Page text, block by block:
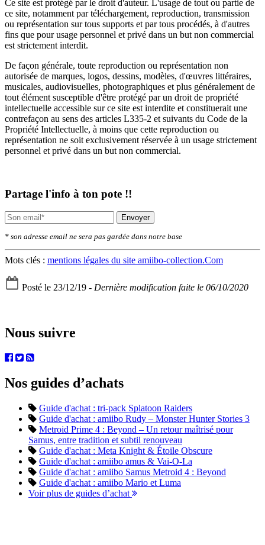
Ce site est protégé par le droit d'auteur. L'usage de tout ou partie de
ce site, notamment par téléchargement, reproduction, transmission
ou représentation sur tous supports et par tous procédés, à d'autres
fins que pour usage personnel et privé dans un but non commercial
est strictement interdit.
De façon générale, toute reproduction ou représentation non
autorisée de marques, logos, dessins, modèles, d'œuvres littéraires,
musicales, audiovisuelles, photographiques et plus généralement de
tout élément susceptible d'être protégé par un droit de propriété
intellectuelle accessible sur ce site est interdite et constituerait une
contrefaçon au sens des articles L335-2 et suivants du Code de la
Propriété Intellectuelle, à moins que cette reproduction ou
représentation ne soit exclusivement réservée à un usage strictement
personnel et privé dans un but non commercial.
Partage l'info à ton pote !!
Envoyer
* son adresse email ne sera pas gardée dans notre base
Mots clés : mentions légales du site amiibo-collection.Com
Posté le 23/12/19 - Dernière modification faite le 06/10/2020
Nous suivre
Nos guides d’achats
Guide d'achat : tri-pack Splatoon Raiders
Guide d'achat : amiibo Rudy – Monster Hunter Stories 3
Metroid Prime 4 : Beyond – Un retour maîtrisé pour
Samus, entre tradition et subtil renouveau
Guide d'achat : Meta Knight & Étoile Obscure
Guide d'achat : amiibo amus & Vai-O-La
Guide d'achat : amiibo Samus Metroid 4 : Beyond
Guide d'achat : amiibo Mario et Luma
Voir plus de guides d’achat